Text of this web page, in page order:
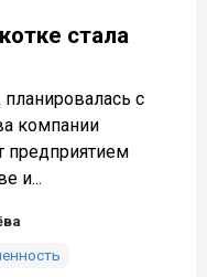
стала
с
компании
предприятием
и...